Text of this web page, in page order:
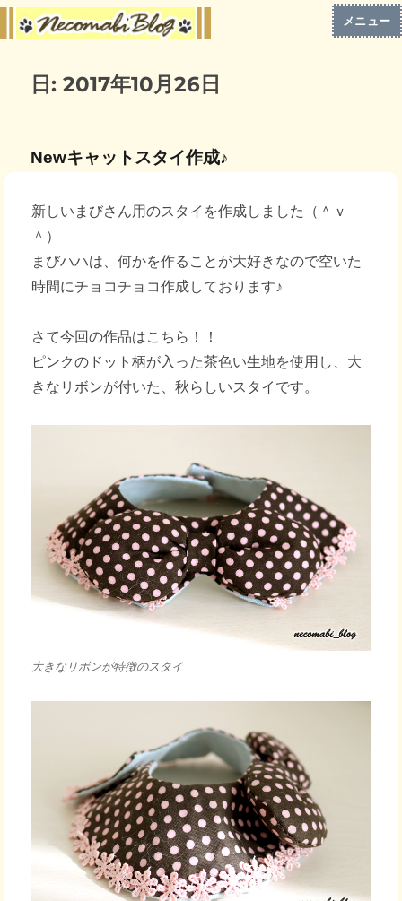
メニュー
日:2017年10月26日
Newキャットスタイ作成♪
新しいまびさん用のスタイを作成しました（＾ｖ
＾）
まびハハは、何かを作ることが大好きなので空いた
時間にチョコチョコ作成しております♪
さて今回の作品はこちら！！
ピンクのドット柄が入った茶色い生地を使用し、大
きなリボンが付いた、秋らしいスタイです。
大きなリボンが特徴のスタイ